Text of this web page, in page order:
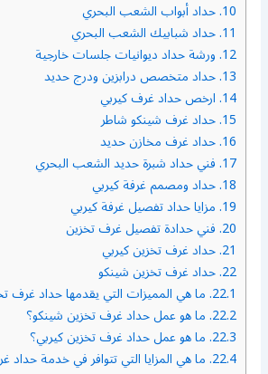
10. حداد أبواب الشعب البحري
11. حداد شبابيك الشعب البحري
12. ورشة حداد ديوانيات جلسات خارجية
13. حداد متخصص درابزين ودرج حديد
14. ارخص حداد غرف كيربي
15. حداد غرف شينكو شاطر
16. حداد غرف مخازن حديد
17. فني حداد شبرة حديد الشعب البحري
18. حداد ومصمم غرفة كيربي
19. مزايا حداد تفصيل غرفة كيربي
20. فني حدادة تفصيل غرف تخزين
21. حداد غرف تخزين كيربي
22. حداد غرف تخزين شينكو
22.1. ما هي المميزات التي يقدمها حداد غرف
22.2. ما هو عمل حداد غرف تخزين شينكو؟
22.3. ما هو عمل حداد غرف تخزين كيربي؟
22.4. ما هي المزايا التي تتوافر في خدمة